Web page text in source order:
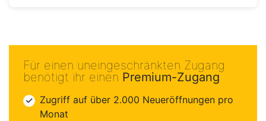
Für einen uneingeschränkten Zugang
benötigt ihr einen Premium-Zugang
Zugriff auf über 2.000 Neueröffnungen pro
Monat